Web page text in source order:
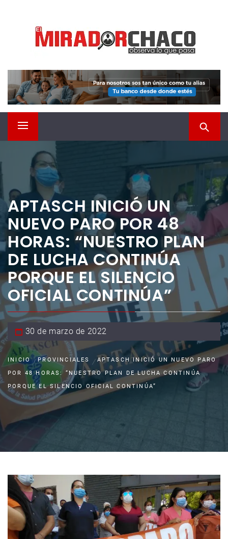
contenido
EL MIRADOR CHACO
Observá lo que pasa
Menú
APTASCH INICIÓ UN
NUEVO PARO POR 48
HORAS: “NUESTRO PLAN
DE LUCHA CONTINÚA
PORQUE EL SILENCIO
OFICIAL CONTINÚA”
30 de marzo de 2022
INICIO PROVINCIALES
APTASCH INICIÓ UN NUEVO PARO
POR 48 HORAS: “NUESTRO PLAN DE LUCHA CONTINÚA
PORQUE EL SILENCIO OFICIAL CONTINÚA”